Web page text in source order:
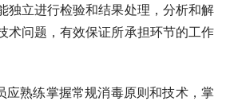
独立进行检验和结果处理，分析和解
术问题，有效保证所承担环节的工作
应熟练掌握常规消毒原则和技术，掌